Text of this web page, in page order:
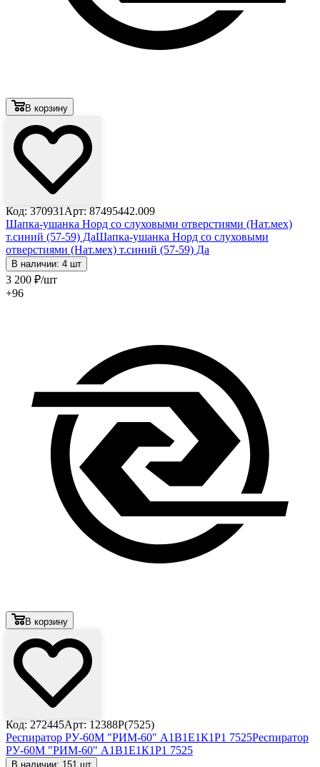
В корзину
Код: 370931 Арт: 87495442.009
Шапка-ушанка Норд со слуховыми отверстиями (Нат.мех)
т.синий (57-59) ДаШапка-ушанка Норд со слуховыми
отверстиями (Нат.мех) т.синий (57-59) Да
В наличии: 4 шт
3 200 ₽/шт
+96
В корзину
Код: 272445Арт: 12388Р(7525)
Респиратор РУ-60М "РИМ-60" А1В1Е1К1Р1 7525Респиратор
РУ-60М "РИМ-60" А1В1Е1К1Р1 7525
В наличии: 151 шт